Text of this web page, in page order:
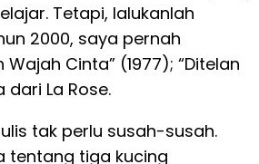
Tetapi, lalukanlah
2000, saya pernah
Cinta” (1977); “Ditelan
La Rose.
tak perlu susah-susah.
tentang tiga kucing